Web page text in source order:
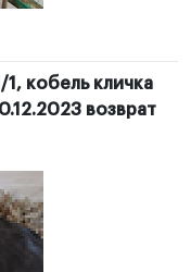
кобель кличка
возврат